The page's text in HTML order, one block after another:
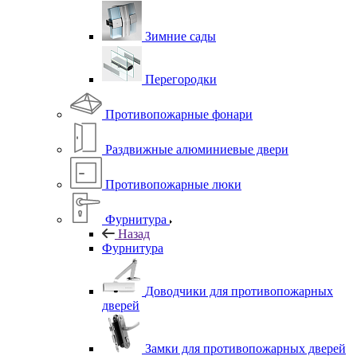
Зимние сады
Перегородки
Противопожарные фонари
Раздвижные алюминиевые двери
Противопожарные люки
Фурнитура
Назад
Фурнитура
Доводчики для противопожарных
дверей
Замки для противопожарных дверей